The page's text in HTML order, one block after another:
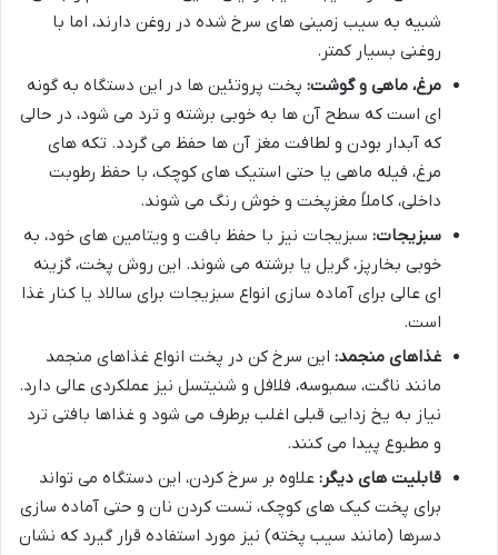
شبیه به سیب زمینی های سرخ شده در روغن دارند، اما با
روغنی بسیار کمتر.
مرغ، ماهی و گوشت: پخت پروتئین ها در این دستگاه به گونه
ای است که سطح آن ها به خوبی برشته و ترد می شود، در حالی
که آبدار بودن و لطافت مغز آن ها حفظ می گردد. تکه های
مرغ، فیله ماهی یا حتی استیک های کوچک، با حفظ رطوبت
داخلی، کاملاً مغزپخت و خوش رنگ می شوند.
سبزیجات: سبزیجات نیز با حفظ بافت و ویتامین های خود، به
خوبی بخارپز، گریل یا برشته می شوند. این روش پخت، گزینه
ای عالی برای آماده سازی انواع سبزیجات برای سالاد یا کنار غذا
است.
غذاهای منجمد: این سرخ کن در پخت انواع غذاهای منجمد
مانند ناگت، سمبوسه، فلافل و شنیتسل نیز عملکردی عالی دارد.
نیاز به یخ زدایی قبلی اغلب برطرف می شود و غذاها بافتی ترد
و مطبوع پیدا می کنند.
قابلیت های دیگر: علاوه بر سرخ کردن، این دستگاه می تواند
برای پخت کیک های کوچک، تست کردن نان و حتی آماده سازی
دسرها (مانند سیب پخته) نیز مورد استفاده قرار گیرد که نشان